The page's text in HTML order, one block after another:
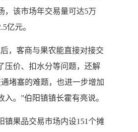
，该市场年交易量可达5万
亿元。
客商与果农能直接对接交
压价、扣水分等问题，还解
堵塞的难题，也进一步增加
入。”伯阳镇镇长霍有亮说。
果品交易市场内设151个摊